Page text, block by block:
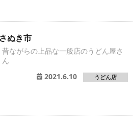
ぬき市
昔ながらの上品な一般店のうどん屋さ
ん
2021.6.10
うどん店